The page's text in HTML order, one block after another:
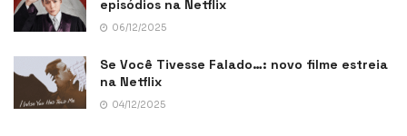
episódios na Netflix
06/12/2025
Se Você Tivesse Falado…: novo filme estreia
na Netflix
04/12/2025